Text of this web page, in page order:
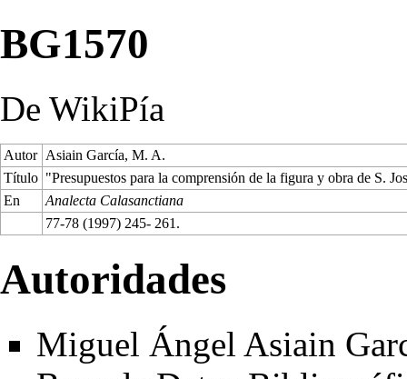
BG1570
De WikiPía
Autor Asiain García, M. A.
Título "Presupuestos para la comprensión de la figura y obra de S.
En
Analecta Calasanctiana
77-78 (1997) 245- 261.
Autoridades
Miguel Ángel Asiain